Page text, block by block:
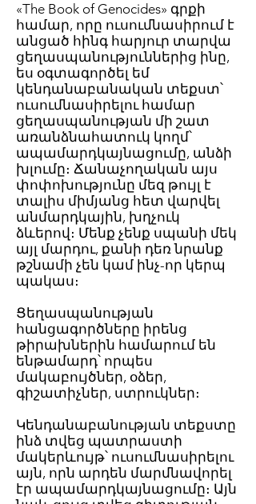
«The Book of Genocides» գրքի
համար, որը ուսումնասիրում է
անցած հինգ հարյուր տարվա
ցեղասպանություններից ինը,
ես օգտագործել եմ
կենդանաբանական տեքստ՝
ուսումնասիրելու համար
ցեղասպանության մի շատ
առանձնահատուկ կողմ՝
ապամարդկայնացումը, անձի
խլումը։ Ճանաչողական այս
փոփոխությունը մեզ թույլ է
տալիս միմյանց հետ վարվել
անմարդկային, խղչուկ
ձևերով։ Մենք չենք սպանի մեկ
այլ մարդու, քանի դեռ նրանք
թշնամի չեն կամ ինչ-որ կերպ
պակաս։
Ցեղասպանության
հանցագործները իրենց
թիրախներին համարում են
ենթամարդ՝ որպես
մակաբույծներ, օձեր,
գիշատիչներ, ստրուկներ։
Կենդանաբանության տեքստը
ինձ տվեց պատրաստի
մակերևույթ՝ ուսումնասիրելու
այն, որն արդեն մարմնավորել
էր ապամարդկայնացումը։ Այն